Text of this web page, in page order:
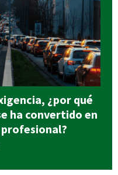
¿por qué
ha convertido en